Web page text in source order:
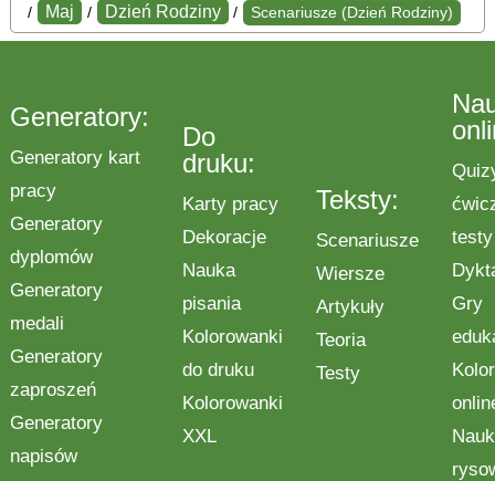
/ Maj / Dzień Rodziny / Scenariusze (Dzień Rodziny)
Generatory:
Generatory kart
pracy
Generatory
dyplomów
Generatory
medali
Generatory
zaproszeń
Generatory
napisów
Do
druku:
Karty pracy
Dekoracje
Nauka
pisania
Kolorowanki
do druku
Kolorowanki
XXL
Teksty:
Scenariusze
Wiersze
Artykuły
Teoria
Testy
testy
Gry